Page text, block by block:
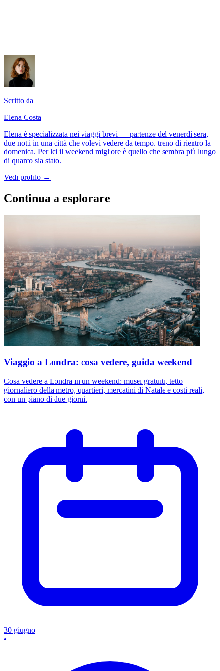
Scritto da
Elena Costa
Elena è specializzata nei viaggi brevi — partenze del venerdì sera,
due notti in una città che volevi vedere da tempo, treno di rientro la
domenica. Per lei il weekend migliore è quello che sembra più lungo
di quanto sia stato.
Vedi profilo →
Continua a esplorare
Viaggio a Londra: cosa vedere, guida weekend
Cosa vedere a Londra in un weekend: musei gratuiti, tetto
giornaliero della metro, quartieri, mercatini di Natale e costi reali,
con un piano di due giorni.
30 giugno
•